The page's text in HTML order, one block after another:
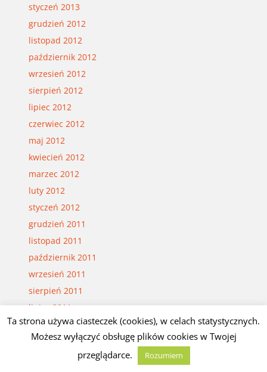
styczeń 2013
grudzień 2012
listopad 2012
październik 2012
wrzesień 2012
sierpień 2012
lipiec 2012
czerwiec 2012
maj 2012
kwiecień 2012
marzec 2012
luty 2012
styczeń 2012
grudzień 2011
listopad 2011
październik 2011
wrzesień 2011
sierpień 2011
lipiec 2011
czerwiec 2011
maj 2011
kwiecień 2011
Ta strona używa ciasteczek (cookies), w celach statystycznych.
Możesz wyłączyć obsługę plików cookies w Twojej
przeglądarce.
Rozumiem